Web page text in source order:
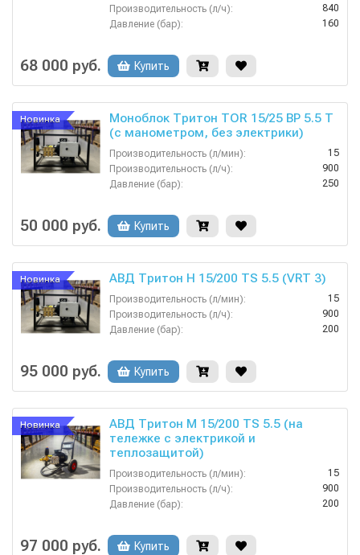
Производительность (л/ч):
840
Давление (бар):
160
Страна-производитель:
68 000 руб. Купить
Новинка
Моноблок Тритон TOR 15/25 ВР 5.5 T
(с манометром, без электрики)
Производительность (л/мин):
15
Производительность (л/ч):
900
Давление (бар):
250
Страна-производитель:
50 000 руб. Купить
Новинка АВД Тритон H 15/200 TS 5.5 (VRT 3)
Производительность (л/мин):
15
Производительность (л/ч):
900
Давление (бар):
200
Страна-производитель:
95 000 руб. Купить
Новинка
АВД Тритон M 15/200 TS 5.5 (на
тележке с электрикой и
теплозащитой)
Производительность (л/мин):
15
Производительность (л/ч):
900
Давление (бар):
200
Страна-производитель:
97 000 руб. Купить